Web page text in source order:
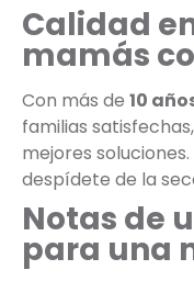
Calidad
mamás
Con más de 10
familias
mejores
despídete de la
Notas de
para una